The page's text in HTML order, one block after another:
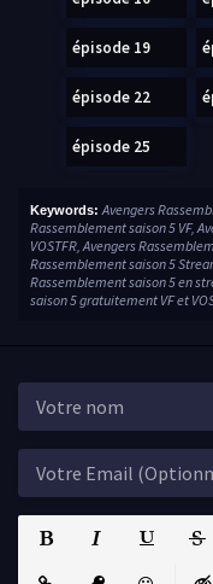
épisode 19
épisode 22
épisode 25
Keywords: Avengers
Rassemblement saison 5 VF,
VOSTFR, Avengers
Rassemblement saison 5
Rassemblement saison 5 en
saison 5 gratuitement VF et